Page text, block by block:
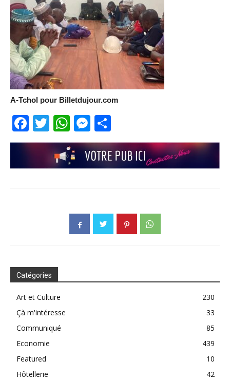
A-Tchol pour Billetdujour.com
Facebook
TwitterWhatsApp
Messenger
Catégories
Art et Culture
230
Çà m'intéresse
33
Communiqué
85
Economie
439
Featured
10
Hôtellerie
42